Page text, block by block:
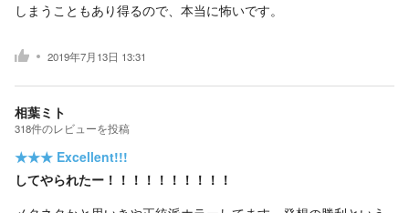
しまうこともあり得るので、本当に怖いです。
2019年7月13日 13:31
相葉ミト
318件のレビューを投稿
★★★ Excellent!!!
してやられたー！！！！！！！！！！